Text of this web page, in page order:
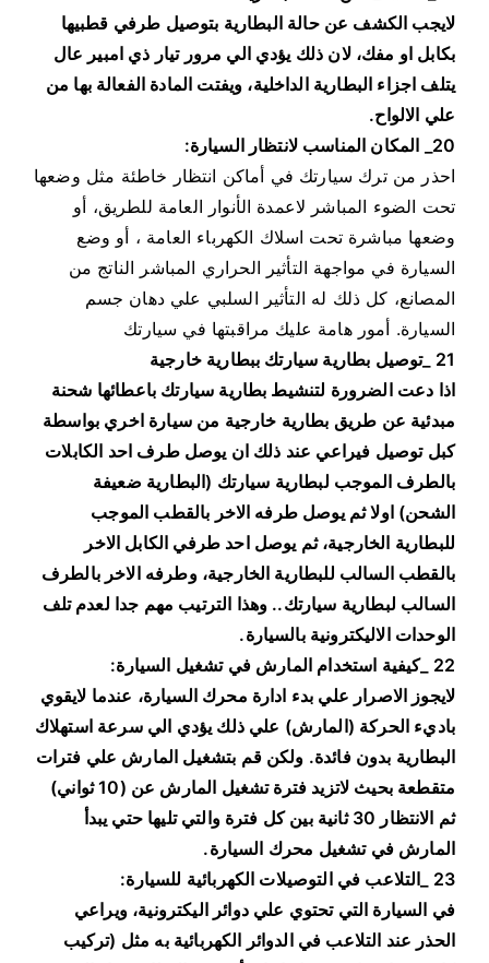
لايجب الكشف عن حالة البطارية بتوصيل طرفي قطبيها
بكابل او مفك، لان ذلك يؤدي الي مرور تيار ذي امبير عال
يتلف اجزاء البطارية الداخلية، ويفتت المادة الفعالة بها من
علي الالواح.
20_ المكان المناسب لانتظار السيارة:
احذر من ترك سيارتك في أماكن انتظار خاطئة مثل وضعها
تحت الضوء المباشر لاعمدة الأنوار العامة للطريق، أو
وضعها مباشرة تحت اسلاك الكهرباء العامة ، أو وضع
السيارة في مواجهة التأثير الحراري المباشر الناتج من
المصانع، كل ذلك له التأثير السلبي علي دهان جسم
السيارة. أمور هامة عليك مراقبتها في سيارتك
21 _توصيل بطارية سيارتك ببطارية خارجية
اذا دعت الضرورة لتنشيط بطارية سيارتك باعطائها شحنة
مبدئية عن طريق بطارية خارجية من سيارة اخري بواسطة
كبل توصيل فيراعي عند ذلك ان يوصل طرف احد الكابلات
بالطرف الموجب لبطارية سيارتك (البطارية ضعيفة
الشحن) اولا ثم يوصل طرفه الاخر بالقطب الموجب
للبطارية الخارجية، ثم يوصل احد طرفي الكابل الاخر
بالقطب السالب للبطارية الخارجية، وطرفه الاخر بالطرف
السالب لبطارية سيارتك.. وهذا الترتيب مهم جدا لعدم تلف
الوحدات الاليكترونية بالسيارة.
22 _كيفية استخدام المارش في تشغيل السيارة:
لايجوز الاصرار علي بدء ادارة محرك السيارة، عندما لايقوي
باديء الحركة (المارش) علي ذلك يؤدي الي سرعة استهلاك
البطارية بدون فائدة. ولكن قم بتشغيل المارش علي فترات
متقطعة بحيث لاتزيد فترة تشغيل المارش عن (10 ثواني)
ثم الانتظار 30 ثانية بين كل فترة والتي تليها حتي يبدأ
المارش في تشغيل محرك السيارة.
23 _التلاعب في التوصيلات الكهربائية للسيارة:
في السيارة التي تحتوي علي دوائر اليكترونية، ويراعي
الحذر عند التلاعب في الدوائر الكهربائية به مثل (تركيب